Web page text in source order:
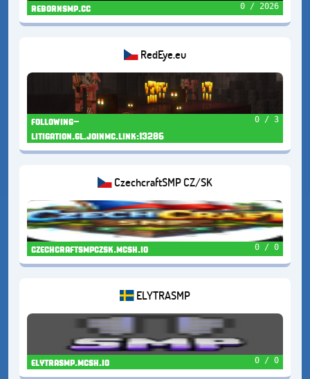
rebornsmp.cc 0 / 2026
RedEye.eu
following-
litigation.gl.joinmc.link:13286
0 / 3
CzechcraftSMP CZ/SK
czechcraftsmpczsk.mcsh.io 0 / 0
ELYTRASMP
elytrasmp.mcsh.io 0 / 0